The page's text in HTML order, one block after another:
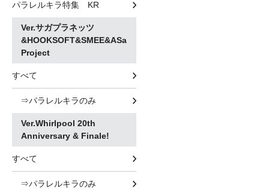
パラレルキラ特集 KR
Ver.サガプラネッツ
&HOOKSOFT&SMEE&ASa
Project
すべて
⇒パラレルキラのみ
Ver.Whirlpool 20th
Anniversary & Finale!
すべて
⇒パラレルキラのみ